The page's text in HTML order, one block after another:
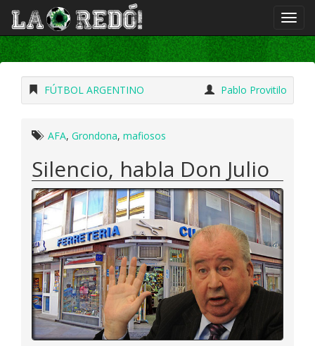
FÚTBOL ARGENTINO Pablo Provitilo
AFA, Grondona, mafiosos
Silencio, habla Don Julio